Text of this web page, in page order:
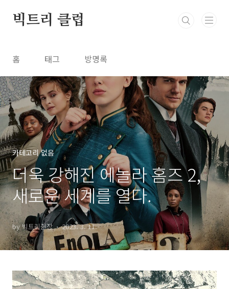
빅트리 클럽
홈 태그 방명록
카테고리 없음
더욱 강해진 에놀라 홈즈 2,
새로운 세계를 열다.
by 빅트리쥔장 2023. 3. 11.